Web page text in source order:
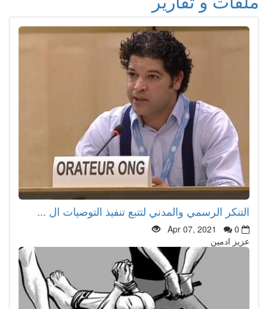
التنكر الرسمي والمدني لتتبع تنفيذ التوصيات ال ...
Apr 07, 2021
0
عزيز ادمين